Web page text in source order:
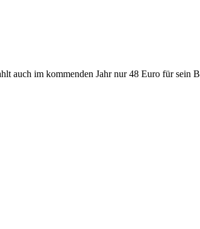
auch im kommenden Jahr nur 48 Euro für sein